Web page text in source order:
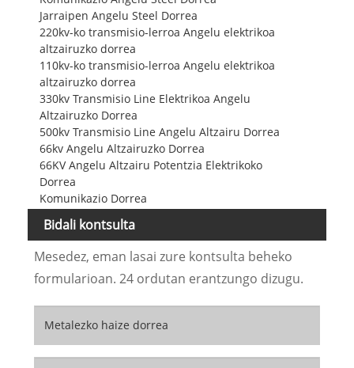
Jarraipen Angelu Steel Dorrea
220kv-ko transmisio-lerroa Angelu elektrikoa
altzairuzko dorrea
110kv-ko transmisio-lerroa Angelu elektrikoa
altzairuzko dorrea
330kv Transmisio Line Elektrikoa Angelu
Altzairuzko Dorrea
500kv Transmisio Line Angelu Altzairu Dorrea
66kv Angelu Altzairuzko Dorrea
66KV Angelu Altzairu Potentzia Elektrikoko
Dorrea
Komunikazio Dorrea
Bidali kontsulta
Mesedez, eman lasai zure kontsulta beheko
formularioan. 24 ordutan erantzungo dizugu.